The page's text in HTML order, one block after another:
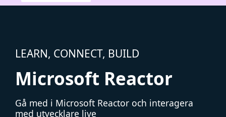
LEARN, CONNECT, BUILD
Microsoft Reactor
Gå med i Microsoft Reactor och interagera
med utvecklare live